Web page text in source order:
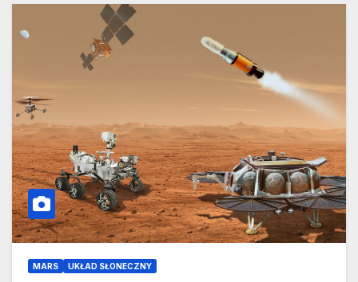
MARS UKŁAD SŁONECZNY